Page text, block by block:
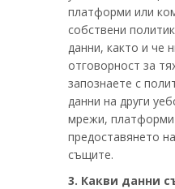
платформи или
собствени
данни, както и че
отговорност за
запознаете с
данни на други
мрежи, платформи
предоставянето
същите.
3. Какви данни